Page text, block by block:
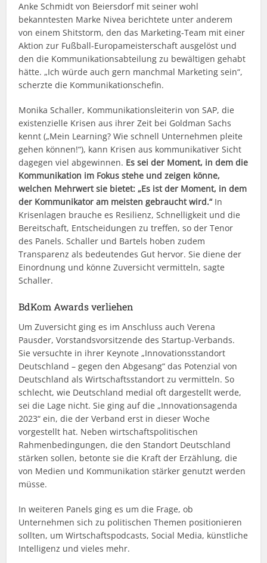
Anke Schmidt von Beiersdorf mit seiner wohl
bekanntesten Marke Nivea berichtete unter anderem
von einem Shitstorm, den das Marketing-Team mit einer
Aktion zur Fußball-Europameisterschaft ausgelöst und
den die Kommunikationsabteilung zu bewältigen gehabt
hätte. „Ich würde auch gern manchmal Marketing sein“,
scherzte die Kommunikationschefin.
Monika Schaller, Kommunikationsleiterin von SAP, die
existenzielle Krisen aus ihrer Zeit bei Goldman Sachs
kennt („Mein Learning? Wie schnell Unternehmen pleite
gehen können!“), kann Krisen aus kommunikativer Sicht
dagegen viel abgewinnen. Es sei der Moment, in dem die
Kommunikation im Fokus stehe und zeigen könne,
welchen Mehrwert sie bietet: „Es ist der Moment, in dem
der Kommunikator am meisten gebraucht wird.“ In
Krisenlagen brauche es Resilienz, Schnelligkeit und die
Bereitschaft, Entscheidungen zu treffen, so der Tenor
des Panels. Schaller und Bartels hoben zudem
Transparenz als bedeutendes Gut hervor. Sie diene der
Einordnung und könne Zuversicht vermitteln, sagte
Schaller.
BdKom Awards verliehen
Um Zuversicht ging es im Anschluss auch Verena
Pausder, Vorstandsvorsitzende des Startup-Verbands.
Sie versuchte in ihrer Keynote „Innovationsstandort
Deutschland – gegen den Abgesang“ das Potenzial von
Deutschland als Wirtschaftsstandort zu vermitteln. So
schlecht, wie Deutschland medial oft dargestellt werde,
sei die Lage nicht. Sie ging auf die „Innovationsagenda
2023“ ein, die der Verband erst in dieser Woche
vorgestellt hat. Neben wirtschaftspolitischen
Rahmenbedingungen, die den Standort Deutschland
stärken sollen, betonte sie die Kraft der Erzählung, die
von Medien und Kommunikation stärker genutzt werden
müsse.
In weiteren Panels ging es um die Frage, ob
Unternehmen sich zu politischen Themen positionieren
sollten, um Wirtschaftspodcasts, Social Media, künstliche
Intelligenz und vieles mehr.